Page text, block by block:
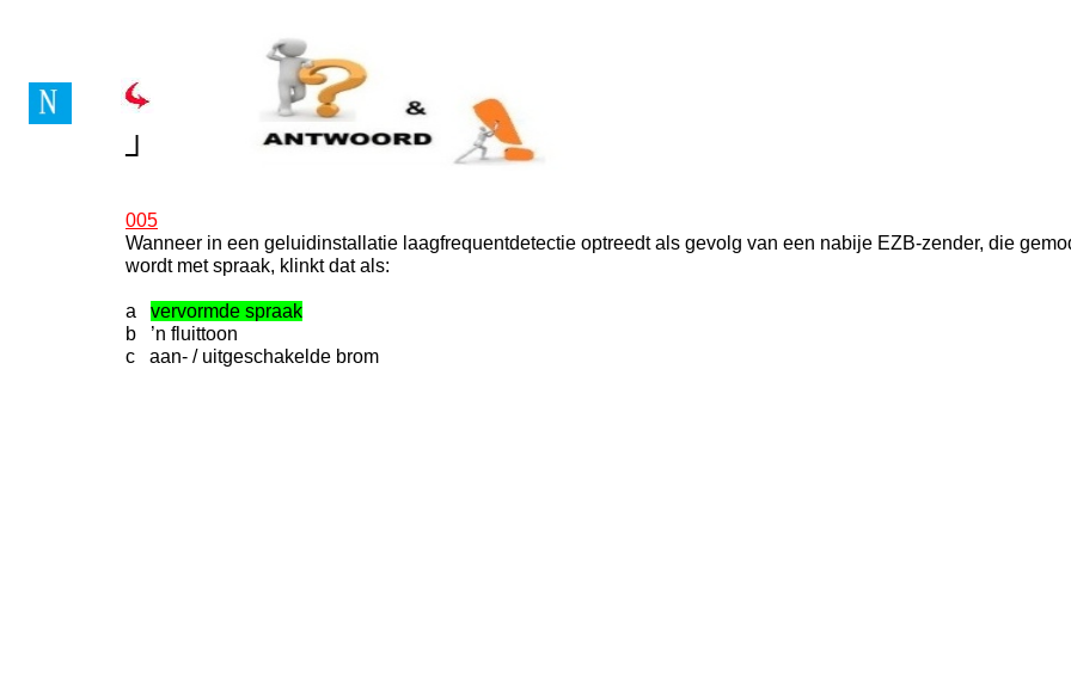
005
Wanneer in een geluidinstallatie laagfrequentdetectie optreedt als gevolg van een nabije EZB-zender, die
wordt met spraak, klinkt dat als:
a vervormde spraak
b ’n fluittoon
c aan- / uitgeschakelde brom
┘
Vragenboek Novice Licence